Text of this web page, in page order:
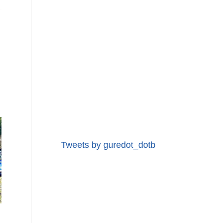
Tweets by guredot_dotb